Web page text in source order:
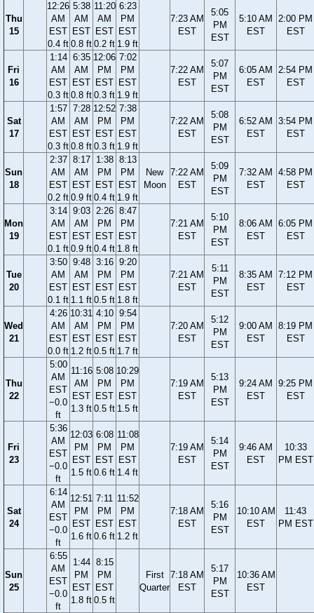
Thu
15
12:26
AM
EST
0.4 ft
5:38
AM
EST
0.8 ft
11:20
AM
EST
0.2 ft
6:23
PM
EST
1.9 ft
7:23 AM
EST
5:05
PM
EST
5:10 AM
EST
2:00 PM
EST
Fri
16
1:14
AM
EST
0.3 ft
6:35
AM
EST
0.8 ft
12:06
PM
EST
0.3 ft
7:02
PM
EST
1.9 ft
7:22 AM
EST
5:07
PM
EST
6:05 AM
EST
2:54 PM
EST
Sat
17
1:57
AM
EST
0.3 ft
7:28
AM
EST
0.8 ft
12:52
PM
EST
0.3 ft
7:38
PM
EST
1.9 ft
7:22 AM
EST
5:08
PM
EST
6:52 AM
EST
3:54 PM
EST
Sun
18
2:37
AM
EST
0.2 ft
8:17
AM
EST
0.9 ft
1:38
PM
EST
0.4 ft
8:13
PM
EST
1.9 ft
New
Moon
7:22 AM
EST
5:09
PM
EST
7:32 AM
EST
4:58 PM
EST
Mon
19
3:14
AM
EST
0.1 ft
9:03
AM
EST
0.9 ft
2:26
PM
EST
0.4 ft
8:47
PM
EST
1.8 ft
7:21 AM
EST
5:10
PM
EST
8:06 AM
EST
6:05 PM
EST
Tue
20
3:50
AM
EST
0.1 ft
9:48
AM
EST
1.1 ft
3:16
PM
EST
0.5 ft
9:20
PM
EST
1.8 ft
7:21 AM
EST
5:11
PM
EST
8:35 AM
EST
7:12 PM
EST
Wed
21
4:26
AM
EST
0.0 ft
10:31
AM
EST
1.2 ft
4:10
PM
EST
0.5 ft
9:54
PM
EST
1.7 ft
7:20 AM
EST
5:12
PM
EST
9:00 AM
EST
8:19 PM
EST
Thu
22
5:00
AM
EST
−0.0
ft
11:16
AM
EST
1.3 ft
5:08
PM
EST
0.5 ft
10:29
PM
EST
1.5 ft
7:19 AM
EST
5:13
PM
EST
9:24 AM
EST
9:25 PM
EST
Fri
23
5:36
AM
EST
−0.0
ft
12:03
PM
EST
1.5 ft
6:08
PM
EST
0.6 ft
11:08
PM
EST
1.4 ft
7:19 AM
EST
5:14
PM
EST
9:46 AM
EST
10:33
PM EST
Sat
24
6:14
AM
EST
−0.0
ft
12:51
PM
EST
1.6 ft
7:11
PM
EST
0.6 ft
11:52
PM
EST
1.2 ft
7:18 AM
EST
5:16
PM
EST
10:10 AM
EST
11:43
PM EST
Sun
25
6:55
AM
EST
−0.0
ft
1:44
PM
EST
1.8 ft
8:15
PM
EST
0.5 ft
First
Quarter
7:18 AM
EST
5:17
PM
EST
10:36 AM
EST